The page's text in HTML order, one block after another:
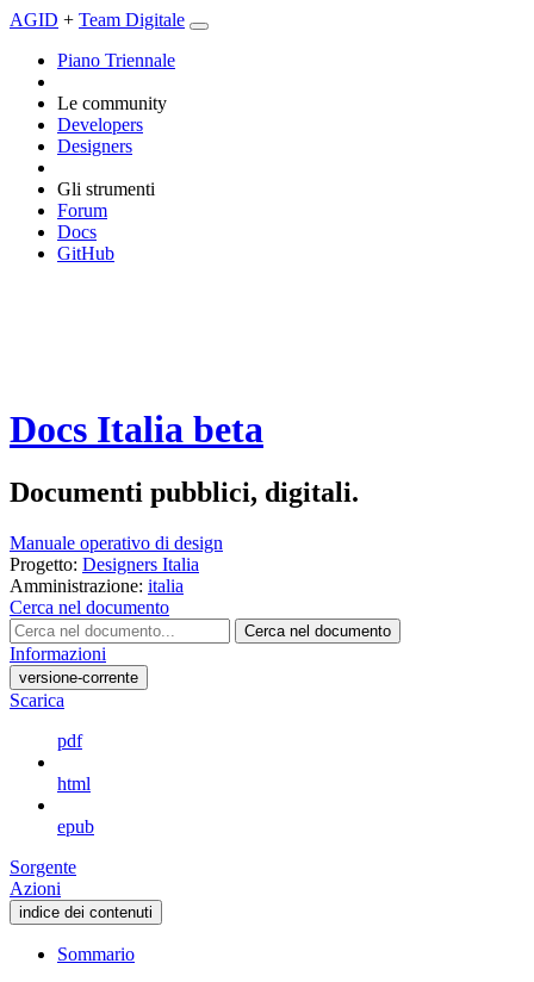
AGID + Team Digitale
Piano Triennale
Le community
Developers
Designers
Gli strumenti
Forum
Docs
GitHub
Docs Italia beta
Documenti pubblici, digitali.
Manuale operativo di design
Progetto: Designers Italia
Amministrazione: italia
Cerca nel documento
Cerca nel documento
Informazioni
versione-corrente
Scarica
pdf
html
epub
Sorgente
Azioni
indice dei contenuti
Sommario